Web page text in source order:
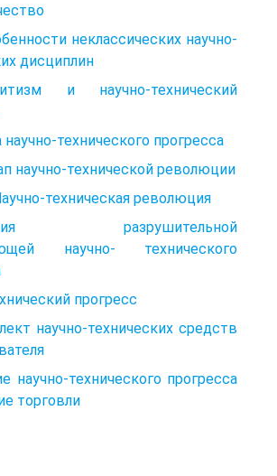
неклассических научно-
дисциплин
и научно-технический
научно-технического прогресса
научно-технической революции
техническая революция
разрушительной
научно- технического
прогресс
научно-технических средств
научно-технического прогресса
торговли